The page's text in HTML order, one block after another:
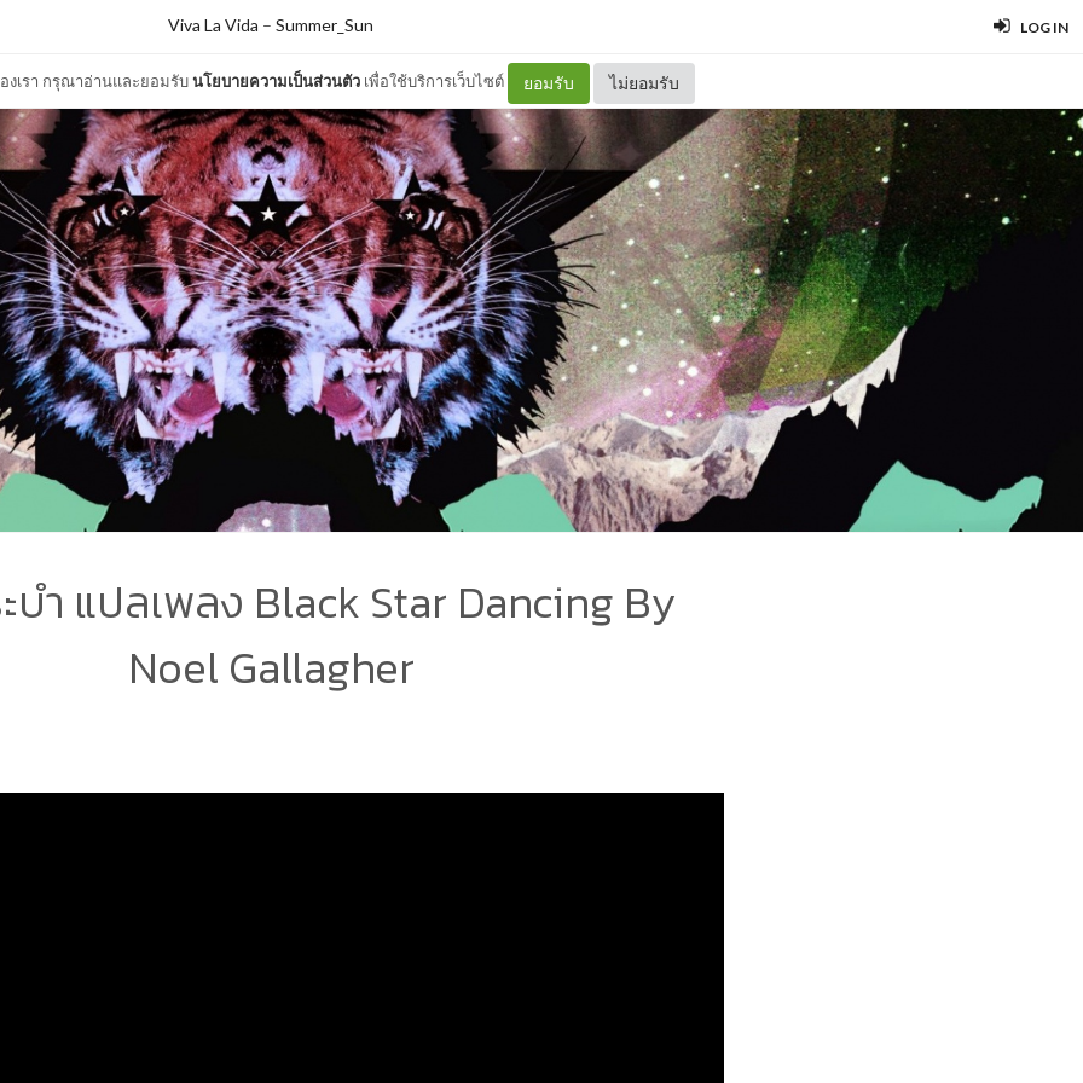
LOG IN
งเรา กรุณาอ่านและยอมรับนโยบายความเป็นส่วนตัว เพื่อใช้บริการเว็บไซต์ ยอมรับ ไม่ยอมรับ
Viva La Vida – Summer_Sun
บำ แปลเพลง Black Star Dancing By
Noel Gallagher